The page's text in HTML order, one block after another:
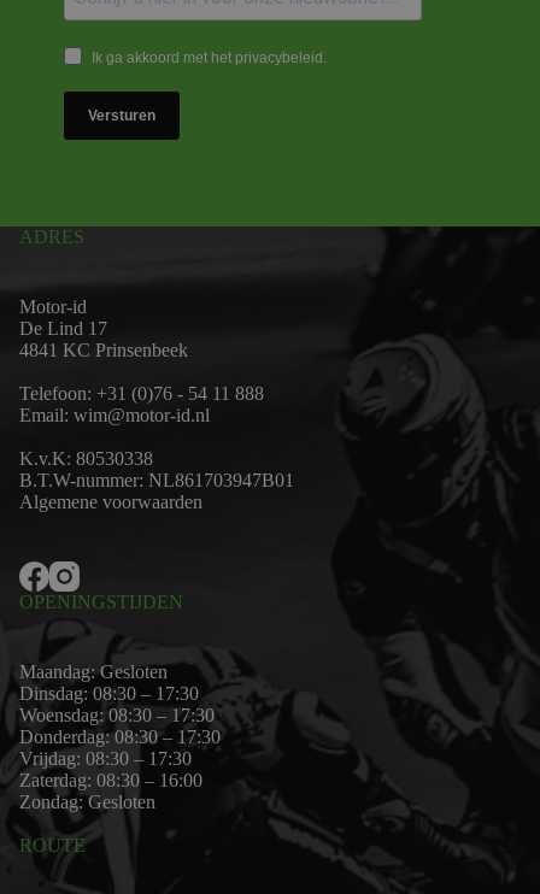
Ik ga akkoord met het privacybeleid.
Versturen
ADRES
Motor-id
De Lind 17
4841 KC Prinsenbeek
Telefoon: +31 (0)76 - 54 11 888
Email: wim@motor-id.nl
K.v.K: 80530338
B.T.W-nummer: NL861703947B01
Algemene voorwaarden
OPENINGSTIJDEN
Maandag: Gesloten
Dinsdag: 08:30 – 17:30
Woensdag: 08:30 – 17:30
Donderdag: 08:30 – 17:30
Vrijdag: 08:30 – 17:30
Zaterdag: 08:30 – 16:00
Zondag: Gesloten
ROUTE